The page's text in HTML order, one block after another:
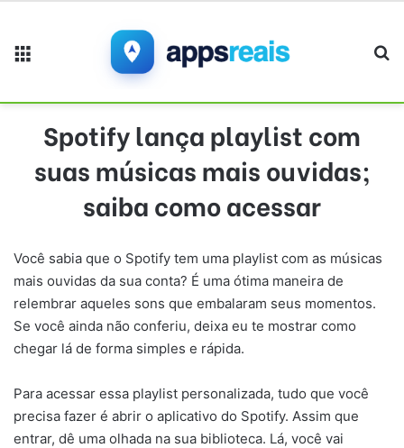
Spotify lança playlist com
suas músicas mais ouvidas;
saiba como acessar
Você sabia que o Spotify tem uma playlist com as músicas
mais ouvidas da sua conta? É uma ótima maneira de
relembrar aqueles sons que embalaram seus momentos.
Se você ainda não conferiu, deixa eu te mostrar como
chegar lá de forma simples e rápida.
Para acessar essa playlist personalizada, tudo que você
precisa fazer é abrir o aplicativo do Spotify. Assim que
entrar, dê uma olhada na sua biblioteca. Lá, você vai